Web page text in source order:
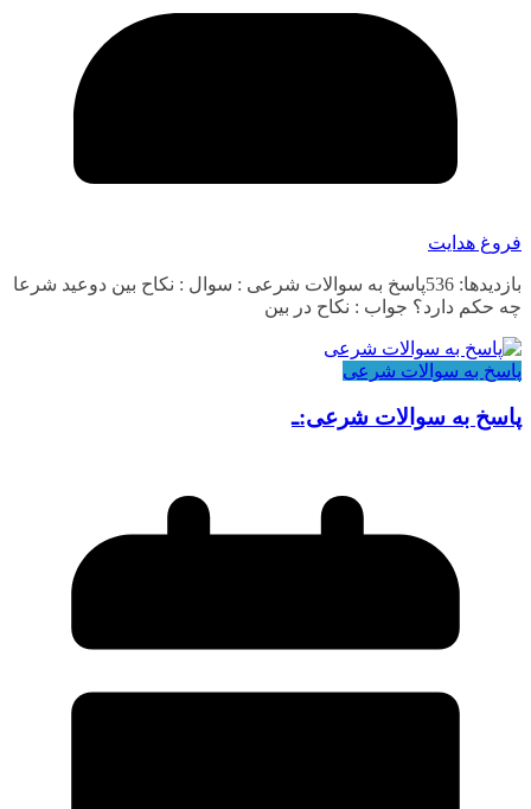
فروغ هدایت
بازدیدها: 536پاسخ به سوالات شرعی : سوال : نکاح بین دوعید شرعا
چه حکم دارد؟ جواب : نکاح در بین
پاسخ به سوالات شرعی
پاسخ به سوالات شرعی:ـ